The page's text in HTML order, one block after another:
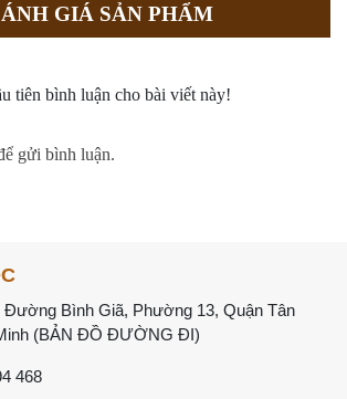
GIÁ SẢN PHẨM
tiên bình luận cho bài viết này!
gửi bình luận.
Đường Bình Giã, Phường 13, Quận Tân
(BẢN ĐỒ ĐƯỜNG ĐI)
468